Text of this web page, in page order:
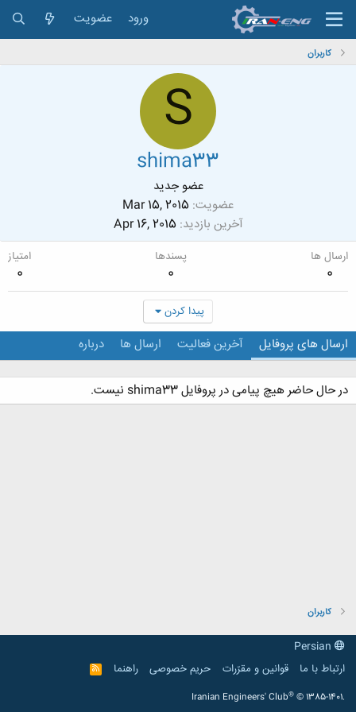
ورود عضویت
کاربران
S
shima33
عضو جدید
عضویت Mar 15, 2015
آخرین بازدید Apr 16, 2015
ارسال ها
0
پسندها
0
امتیاز
0
پیدا کردن
ارسال های پروفایل آخرین فعالیت ارسال ها درباره
در حال حاضر هیچ پیامی در پروفایل shima33 نیست.
کاربران
ارتباط با ما
قوانین و مقرّرات حریم خصوصی راهنما
R
S
Iranian Engineers' Club® © 1385-1401.